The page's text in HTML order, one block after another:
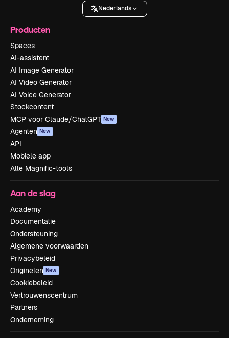
Nederlands
Producten
Spaces
AI-assistent
AI Image Generator
AI Video Generator
AI Voice Generator
Stockcontent
MCP voor Claude/ChatGPT New
Agenten New
API
Mobiele app
Alle Magnific-tools
Aan de slag
Academy
Documentatie
Ondersteuning
Algemene voorwaarden
Privacybeleid
Originelen New
Cookiebeleid
Vertrouwenscentrum
Partners
Onderneming